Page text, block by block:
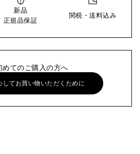
新品
正規品保証
関税・送料込み
めてのご購入の方へ
てお買い物いただくために